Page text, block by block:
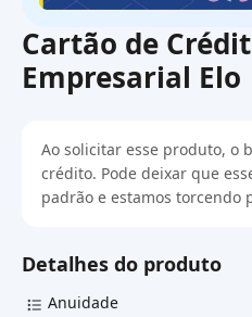
Cartão de
Empresarial Elo
Ao solicitar esse produto, o
crédito. Pode deixar que
padrão e estamos torcendo
Detalhes do produto
Anuidade